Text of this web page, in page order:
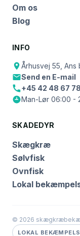
Om os
Blog
INFO
Århusvej 55, Ans
Send en E-mail
+45 42 48 67 78
Man-Lør 06:00 -
SKADEDYR
Skægkræ
Sølvfisk
Ovnfisk
Lokal
© 2026
LOKAL